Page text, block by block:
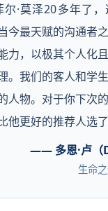
尔·莫泽20多年了
今最天赋的沟通者
力，以极其个人化
。我们的客人和学
人物。对于你下次
他更好的推荐人选
—— 多恩·卢（
生命